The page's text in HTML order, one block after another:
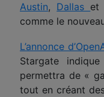
Austin, Dallas et
comme le
L’annonce
Stargate
permettra de «
tout en créant